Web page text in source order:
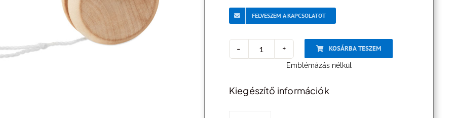
FELVESZEM A KAPCSOLATOT
Fa
Ø
KOSÁRBA TESZEM
Emblémázás nélkül
Kiegészítő információk